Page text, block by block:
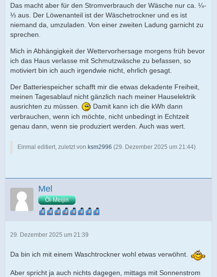
Das macht aber für den Stromverbrauch der Wäsche nur ca. ¼-
⅓ aus. Der Löwenanteil ist der Wäschetrockner und es ist
niemand da, umzuladen. Von einer zweiten Ladung garnicht zu
sprechen.
Mich in Abhängigkeit der Wettervorhersage morgens früh bevor
ich das Haus verlasse mit Schmutzwäsche zu befassen, so
motiviert bin ich auch irgendwie nicht, ehrlich gesagt.
Der Batteriespeicher schafft mir die etwas dekadente Freiheit,
meinen Tagesablauf nicht gänzlich nach meiner Hauselektrik
ausrichten zu müssen.
Damit kann ich die kWh dann
verbrauchen, wenn ich möchte, nicht unbedingt in Echtzeit
genau dann, wenn sie produziert werden. Auch was wert.
Einmal editiert, zuletzt von ksm2996 (29. Dezember 2025 um 21:44)
Mel
Öl-Meijin
29. Dezember 2025 um 21:39
Da bin ich mit einem Waschtrockner wohl etwas verwöhnt.
Aber spricht ja auch nichts dagegen, mittags mit Sonnenstrom